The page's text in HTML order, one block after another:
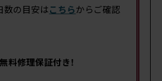
数の目安はこちらからご確認
料修理保証付き!